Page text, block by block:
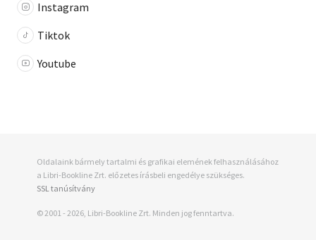
Instagram
Tiktok
Youtube
Oldalaink bármely tartalmi és grafikai elemének felhasználásához
a Libri-Bookline Zrt. előzetes írásbeli engedélye szükséges.
SSL tanúsítvány
© 2001 - 2026, Libri-Bookline Zrt. Minden jog fenntartva.